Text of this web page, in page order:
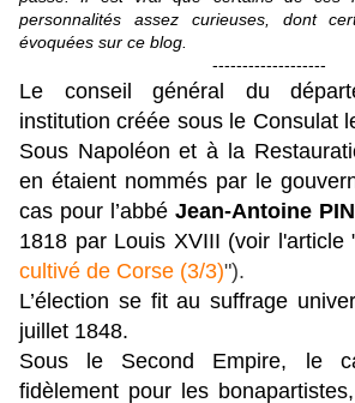
personnalités assez curieuses, dont
évoquées sur ce blog.
-------------------
Le conseil général du
institution créée sous le Consulat
Sous Napoléon et à la
en étaient nommés par le
cas pour l’abbé Jean-Antoine
1818 par Louis XVIII (voir l'article
cultivé de Corse (3/3)").
L’élection se fit au suffrage
juillet 1848.
Sous le Second Empire, le
fidèlement pour les